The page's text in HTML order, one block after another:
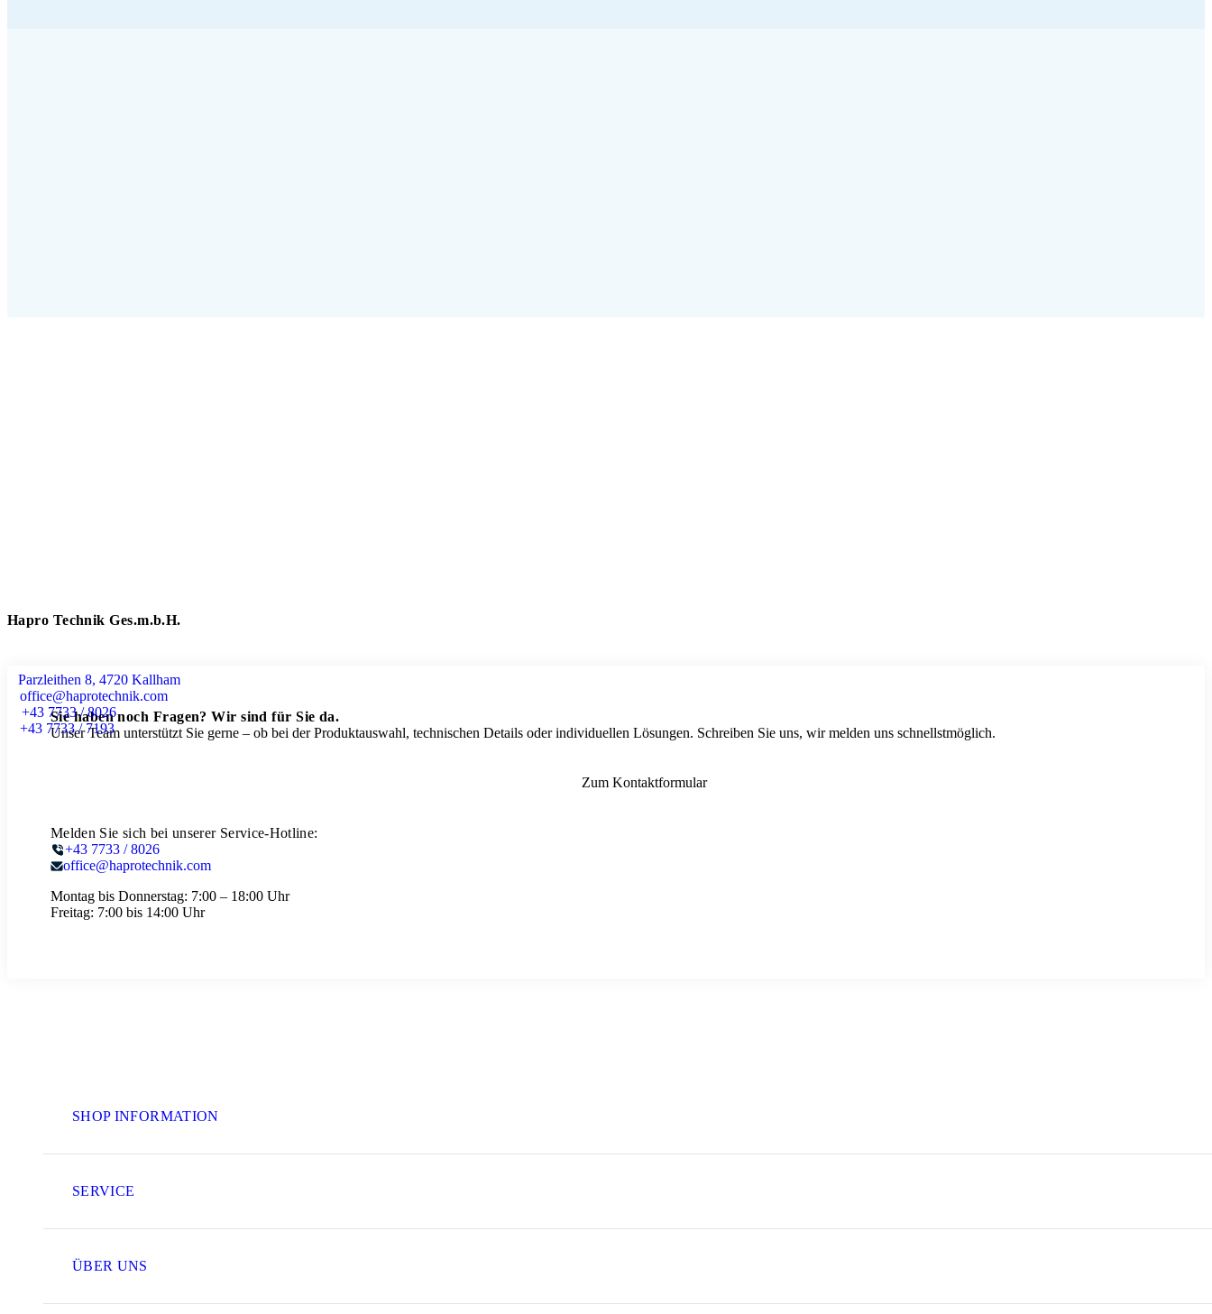
Hapro Technik Ges.m.b.H.
Parzleithen 8, 4720 Kallham
office@haprotechnik.com
+43 7733 / 8026
+43 7733 / 7193
Sie haben noch Fragen? Wir sind für Sie da.
Unser Team unterstützt Sie gerne – ob bei der Produktauswahl, technischen Details oder individuellen Lösungen. Schreiben Sie uns, wir melden uns schnellstmöglich.
Zum Kontaktformular
Melden Sie sich bei unserer Service-Hotline:
+43 7733 / 8026
office@haprotechnik.com
Montag bis Donnerstag: 7:00 – 18:00 Uhr
Freitag: 7:00 bis 14:00 Uhr
SHOP INFORMATION
SERVICE
ÜBER UNS